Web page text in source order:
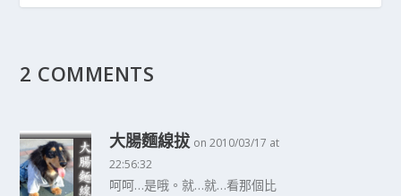
2 COMMENTS
大腸麵線拔 on 2010/03/17 at
22:56:32
呵呵…是哦。就…就…看那個比